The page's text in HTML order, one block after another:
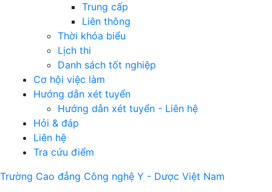
Trung cấp
Liên thông
Thời khóa biểu
Lịch thi
Danh sách tốt nghiệp
Cơ hội việc làm
Hướng dẫn xét tuyển
Hướng dẫn xét tuyển - Liên hệ
Hỏi & đáp
Liên hệ
Tra cứu điểm
Trường Cao đẳng Công nghệ Y - Dược Việt Nam